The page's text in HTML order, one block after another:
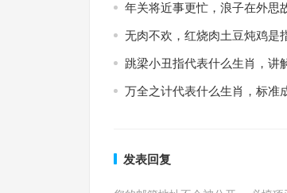
年关将近事更忙，浪子在外思
无肉不欢，红烧肉土豆炖鸡是
跳梁小丑指代表什么生肖，讲
万全之计代表什么生肖，标准
发表回复